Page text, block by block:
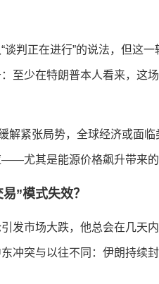
判正在进行”的说法，但这
至少在特朗普本人看来，这
解紧张局势，全球经济或面临
尤其是能源价格飙升带来的
”模式失效？
发市场大跌，他总会在几天
冲突与以往不同：伊朗持续